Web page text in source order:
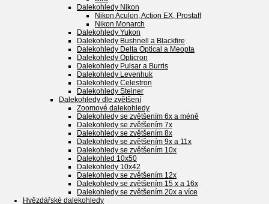
Dalekohledy Nikon
Nikon Aculon, Action EX, Prostaff
Nikon Monarch
Dalekohledy Yukon
Dalekohledy Bushnell a Blackfire
Dalekohledy Delta Optical a Meopta
Dalekohledy Opticron
Dalekohledy Pulsar a Burris
Dalekohledy Levenhuk
Dalekohledy Celestron
Dalekohledy Steiner
Dalekohledy dle zvětšení
Zoomové dalekohledy
Dalekohledy se zvětšením 6x a méně
Dalekohledy se zvětšením 7x
Dalekohledy se zvětšením 8x
Dalekohledy se zvětšením 9x a 11x
Dalekohledy se zvětšením 10x
Dalekohled 10x50
Dalekohledy 10x42
Dalekohledy se zvětšením 12x
Dalekohledy se zvětšením 15 x a 16x
Dalekohledy se zvětšením 20x a více
Hvězdářské dalekohledy